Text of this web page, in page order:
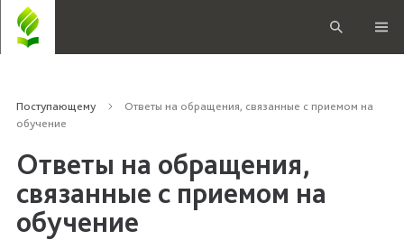
Поступающему
Ответы на обращения, связанные с приемом на
обучение
Ответы на обращения,
связанные с приемом на
обучение